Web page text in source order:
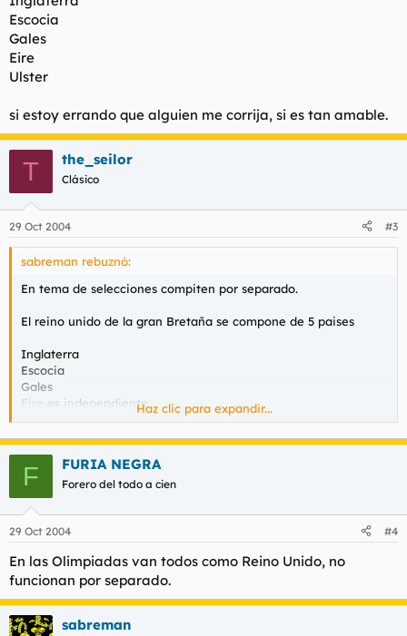
Escocia
Gales
Eire
Ulster
si estoy errando que alguien me corrija, si es tan amable.
T the_seilor
Clásico
29 Oct 2004 #3
sabreman rebuznó:
En tema de selecciones compiten por separado.
El reino unido de la gran Bretaña se compone de 5 paises
Inglaterra
Escocia
Gales
Eire es independiente.
Ulster
si estoy errando que alguien me corrija, si es tan amable.
Haz clic para expandir...
F FURIA NEGRA
Forero del todo a cien
29 Oct 2004 #4
En las Olimpiadas van todos como Reino Unido, no
funcionan por separado.
sabreman